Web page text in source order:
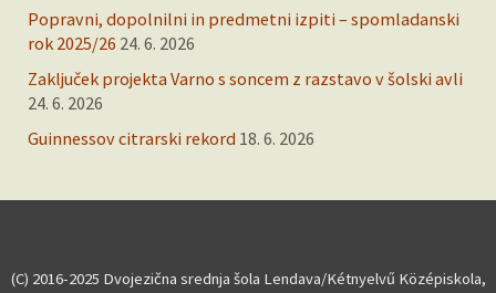
Popravni, dopolnilni in predmetni izpiti – spomladanski
rok 2025/26 24. 6. 2026
Zaključek projekta Varno s soncem z razstavo v šolski avli
24. 6. 2026
Guinnessov citrarski rekord 18. 6. 2026
(C) 2016-2025 Dvojezična srednja šola Lendava/Kétnyelvű Középiskola,